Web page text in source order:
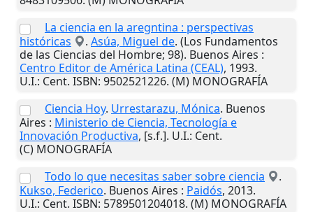
La ciencia en la aregntina : perspectivas
históricas
. Asúa, Miguel de. (Los Fundamentos
de las Ciencias del Hombre; 98). Buenos Aires :
Centro Editor de América Latina (CEAL), 1993.
U.I.: Cent. ISBN: 9502521226. (M) MONOGRAFÍA
Ciencia Hoy. Urrestarazu, Mónica. Buenos
Aires : Ministerio de Ciencia, Tecnología e
Innovación Productiva, [s.f.]. U.I.: Cent.
(C) MONOGRAFÍA
Todo lo que necesitas saber sobre ciencia
.
Kukso, Federico. Buenos Aires : Paidós, 2013.
U.I.: Cent. ISBN: 5789501204018. (M) MONOGRAFÍA